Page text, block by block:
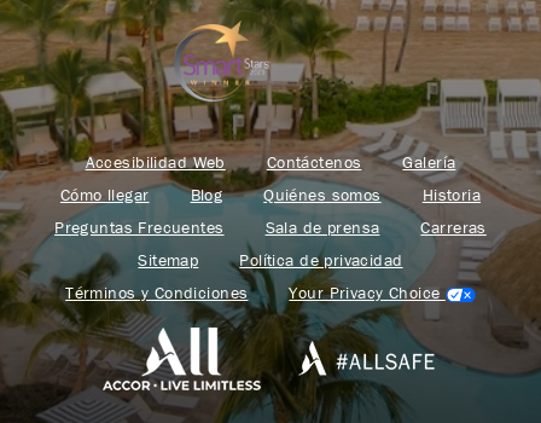
Accesibilidad Web Contáctenos
Galería
Cómo llegar
Blog Quiénes somos
Historia
Preguntas Frecuentes
Sala de prensa
Carreras
Sitemap
Política de privacidad
Términos y Condiciones
Your Privacy Choice